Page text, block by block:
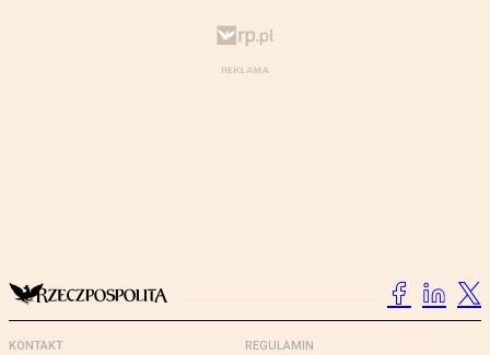
KONTAKT REGULAMIN